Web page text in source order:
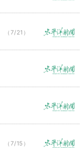
（7/21）
（7/15）